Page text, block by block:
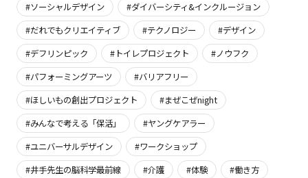
#ソーシャルデザイン
#ダイバーシティ&インクルージョン
#だれでもクリエイティブ
#テクノロジー
#デザイン
#デフリンピック
#トイレプロジェクト
#ノウフク
#パフォーミングアーツ
#バリアフリー
#ほしいもの創出プロジェクト
#まぜこぜnight
#みんなで考える「保活」
#ヤングケアラー
#ユニバーサルデザイン
#ワークショップ
#井手先生の脳科学最前線
#介護 #体験
#働き方